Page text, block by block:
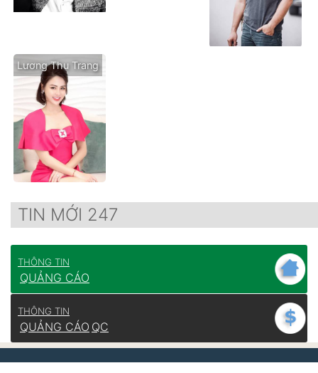
Lương Thu Trang
TIN MỚI 247
THÔNG TIN
QUẢNG CÁO
THÔNG TIN
QUẢNG CÁO QC